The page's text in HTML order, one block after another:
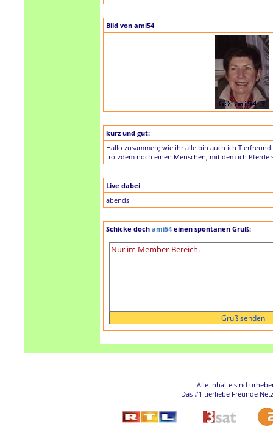
Bild von ami54
kurz und gut:
Hallo zusammen; wie ihr alle bin auch ich
trotzdem noch einen Menschen, mit dem ich Pferde
Live dabei
abends
Schicke doch ami54 einen spontanen Gruß:
Alle Inhalte sind
Das #1 tierliebe Freunde